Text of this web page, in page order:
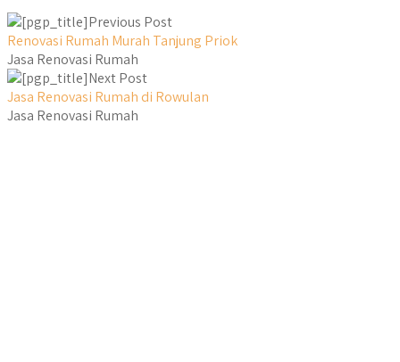
Previous Post
Renovasi Rumah Murah Tanjung Priok
Jasa Renovasi Rumah
Next Post
Jasa Renovasi Rumah di Rowulan
Jasa Renovasi Rumah